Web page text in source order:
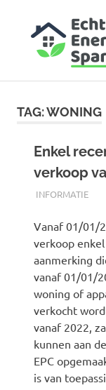
content
en
TAG:WONING
Enkel
verkoop
30/06/2021
AUTH-POSTS
INFORMATIE
Vanaf 01/01/
verkoop enkel
aanmerking
vanaf 01/01/
woning of
verkocht
vanaf 2022,
kunnen aan
EPC
is van